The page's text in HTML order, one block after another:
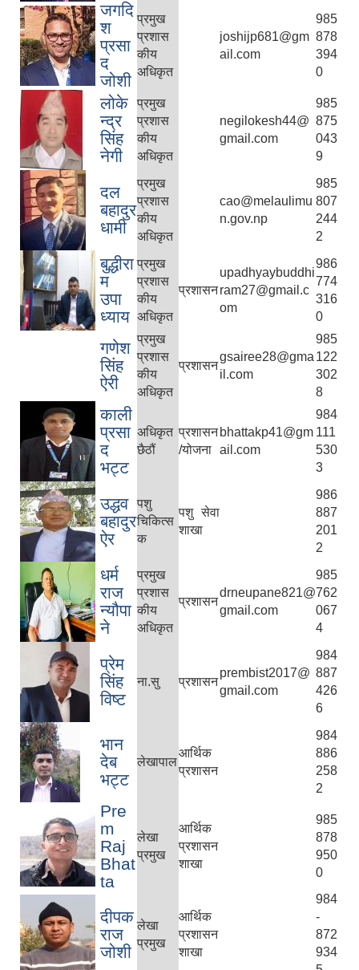
जगदि
श
प्रसा
द
जोशी
प्रमुख
प्रशास
कीय
अधिकृत
joshijp681@gm
ail.com
985
878
394
0
लोके
न्द्र
सिंह
नेगी
प्रमुख
प्रशास
कीय
अधिकृत
negilokesh44@
gmail.com
985
875
043
9
दल
बहादुर
धामी
प्रमुख
प्रशास
कीय
अधिकृत
cao@melaulimu
n.gov.np
985
807
244
2
बुद्धीरा
म
उपा
ध्याय
प्रमुख
प्रशास
कीय
अधिकृत
प्रशासन
upadhyaybuddhi
ram27@gmail.c
om
986
774
316
0
गणेश
सिंह
ऐरी
प्रमुख
प्रशास
कीय
अधिकृत
प्रशासन
gsairee28@gma
il.com
985
122
302
8
काली
प्रसा
द
भट्ट
अधिकृत
छैठौं
प्रशासन
/योजना
bhattakp41@gm
ail.com
984
111
530
3
उद्धव
बहादुर
ऐर
पशु
चिकित्स
क
पशु सेवा
शाखा
986
887
201
2
धर्म
राज
न्यौपा
ने
प्रमुख
प्रशास
कीय
अधिकृत
प्रशासन
drneupane821@
gmail.com
985
762
067
4
प्रेम
सिंह
विष्ट
ना.सु प्रशासन
prembist2017@
gmail.com
984
887
426
6
भान
देब
भट्ट
लेखापाल
आर्थिक
प्रशासन
984
886
258
2
Pre
m
Raj
Bhat
ta
लेखा
प्रमुख
आर्थिक
प्रशासन
शाखा
985
878
950
0
दीपक
राज
जोशी
लेखा
प्रमुख
आर्थिक
प्रशासन
शाखा
984
-
872
934